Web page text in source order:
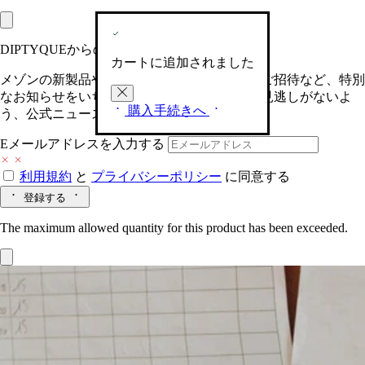
カートに追加されました
購入手続きへ
DIPTYQUEからの最新情報をお届けします
メゾンの新製品や、限定イベントへの特別なご招待など、特別
なお知らせをいち早くお届けいたします。お見逃しがないよ
う、公式ニュースレターにご登録ください。
Eメールアドレスを入力する
利用規約 と プライバシーポリシー に同意する
登録する
The maximum allowed quantity for this product has been exceeded.